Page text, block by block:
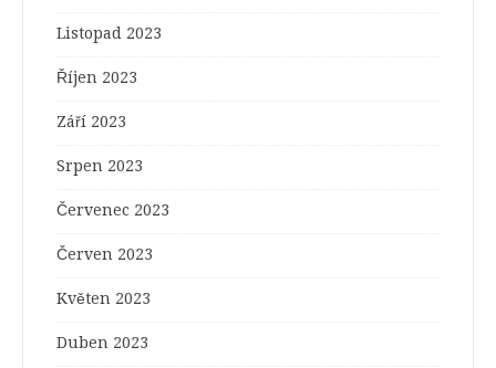
Listopad 2023
Říjen 2023
Září 2023
Srpen 2023
Červenec 2023
Červen 2023
Květen 2023
Duben 2023